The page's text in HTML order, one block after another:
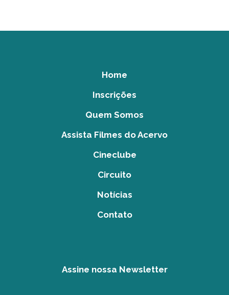
Home
Inscrições
Quem Somos
Assista Filmes do Acervo
Cineclube
Circuito
Notícias
Contato
Assine nossa Newsletter